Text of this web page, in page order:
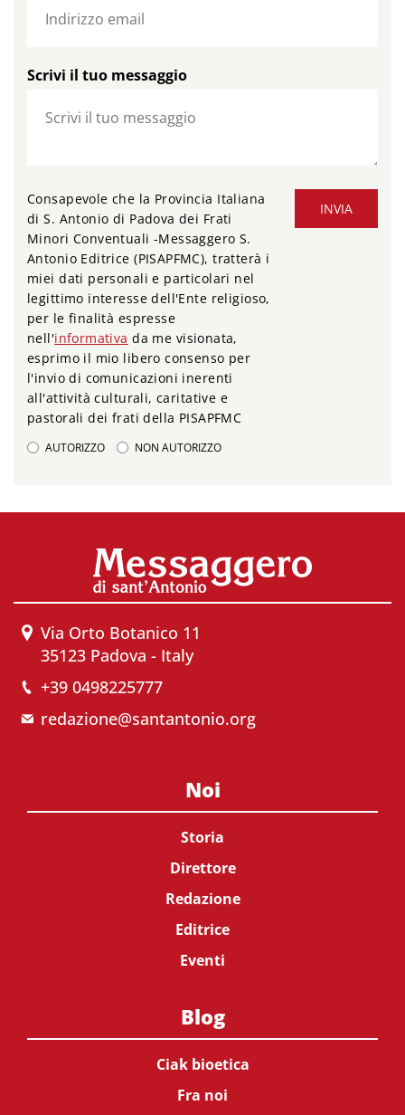
Scrivi il tuo messaggio
INVIA
Consapevole che la Provincia Italiana
di S. Antonio di Padova dei Frati
Minori Conventuali -Messaggero S.
Antonio Editrice (PISAPFMC), tratterà i
miei dati personali e particolari nel
legittimo interesse dell'Ente religioso,
per le finalità espresse
nell'informativa da me visionata,
esprimo il mio libero consenso per
l'invio di comunicazioni inerenti
all'attività culturali, caritative e
pastorali dei frati della PISAPFMC
AUTORIZZO NON AUTORIZZO
Via Orto Botanico 11
35123 Padova - Italy
+39 0498225777
redazione@santantonio.org
Noi
Storia
Direttore
Redazione
Editrice
Eventi
Blog
Ciak bioetica
Fra noi